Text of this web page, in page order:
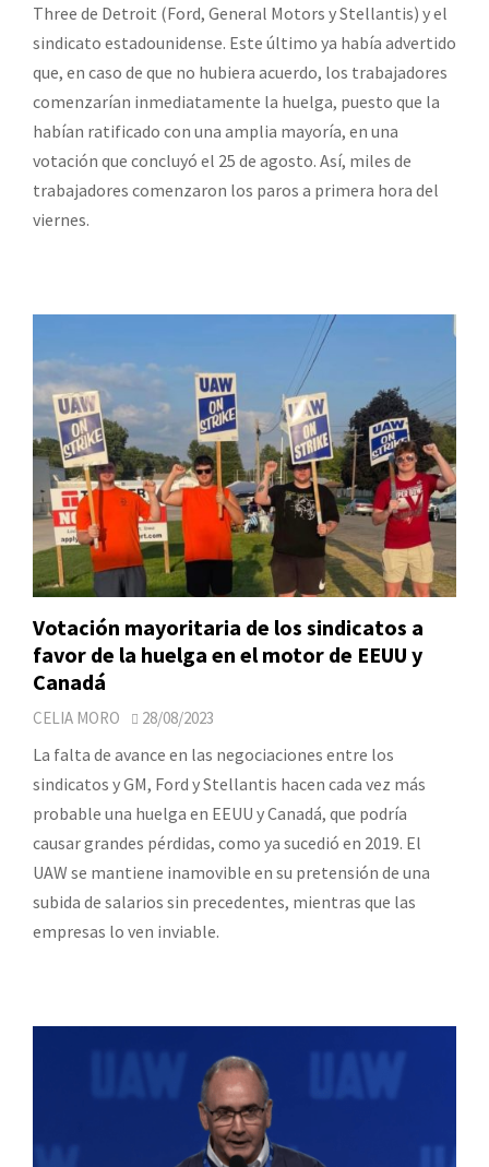
Three de Detroit (Ford, General Motors y Stellantis) y el
sindicato estadounidense. Este último ya había advertido
que, en caso de que no hubiera acuerdo, los trabajadores
comenzarían inmediatamente la huelga, puesto que la
habían ratificado con una amplia mayoría, en una
votación que concluyó el 25 de agosto. Así, miles de
trabajadores comenzaron los paros a primera hora del
viernes.
Votación mayoritaria de los sindicatos a
favor de la huelga en el motor de EEUU y
Canadá
CELIA MORO 28/08/2023
La falta de avance en las negociaciones entre los
sindicatos y GM, Ford y Stellantis hacen cada vez más
probable una huelga en EEUU y Canadá, que podría
causar grandes pérdidas, como ya sucedió en 2019. El
UAW se mantiene inamovible en su pretensión de una
subida de salarios sin precedentes, mientras que las
empresas lo ven inviable.